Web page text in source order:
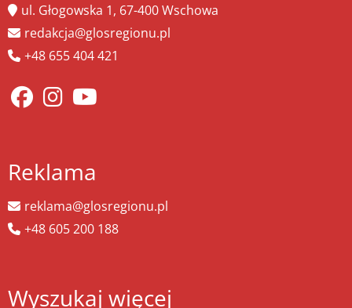
ul. Głogowska 1, 67-400 Wschowa
redakcja@glosregionu.pl
+48 655 404 421
Reklama
reklama@glosregionu.pl
+48 605 200 188
Wyszukaj więcej